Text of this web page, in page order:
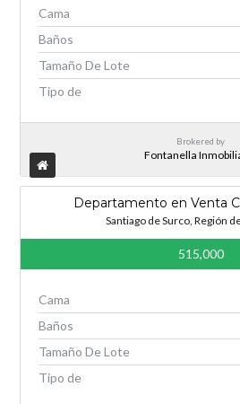
Cama
Baños
Tamaño De Lote
Tipo de
Brokered by
Fontanella
Departamento en Venta
Santiago de Surco, Región
515,000
Cama
Baños
Tamaño De Lote
Tipo de